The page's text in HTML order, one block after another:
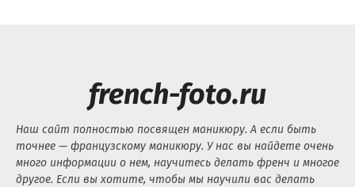
french-foto.ru
Наш сайт полностью посвящен маникюру. А если быть
точнее — французскому маникюру. У нас вы найдете очень
много информации о нем, научитесь делать френч и многое
другое. Если вы хотите, чтобы мы научили вас делать